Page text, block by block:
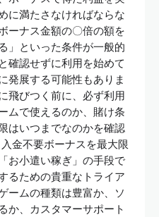
に満たさなければならな
ーナス金額の〇倍の額を
」といった条件が一般的
確認せずに利用を始めて
発展する可能性もありま
飛びつく前に、必ず利用
ムで使えるのか、賭け条
はいつまでなのかを確認
金不要ボーナスを最大限
お小遣い稼ぎ」の手段で
るための貴重なトライア
ームの種類は豊富か、ソ
か、カスタマーサポート